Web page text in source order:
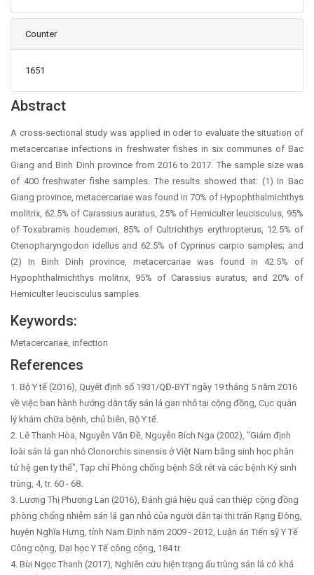
Counter
1651
Main Article Content
Abstract
A cross-sectional study was applied in oder to evaluate the situation of
metacercariae infections in freshwater fishes in six communes of Bac
Giang and Binh Dinh province from 2016 to 2017. The sample size was
of 400 freshwater fishe samples. The results showed that: (1) In Bac
Giang province, metacercariae was found in 70% of Hypophthalmichthys
molitrix, 62.5% of Carassius auratus, 25% of Hemiculter leucisculus, 95%
of Toxabramis houdemeri, 85% of Cultrichthys erythropterus, 12.5% of
Ctenopharyngodon idellus and 62.5% of Cyprinus carpio samples; and
(2) In Binh Dinh province, metacercariae was found in 42.5% of
Hypophthalmichthys molitrix, 95% of Carassius auratus, and 20% of
Hemiculter leucisculus samples.
Keywords:
Metacercariae, infection
References
1. Bộ Y tế (2016), Quyết định số 1931/QĐ-BYT ngày 19 tháng 5 năm 2016
về việc ban hành hướng dẫn tẩy sán lá gan nhỏ tại cộng đồng, Cục quản
lý khám chữa bệnh, chủ biên, Bộ Y tế.
2. Lê Thanh Hòa, Nguyễn Văn Đề, Nguyễn Bích Nga (2002), "Giám định
loài sán lá gan nhỏ Clonorchis sinensis ở Việt Nam bằng sinh học phân
tử hệ gen ty thể", Tạp chí Phòng chống bệnh Sốt rét và các bệnh Ký sinh
trùng, 4, tr. 60 - 68.
3. Lương Thị Phương Lan (2016), Đánh giá hiệu quả can thiệp cộng đồng
phòng chống nhiễm sán lá gan nhỏ của người dân tại thị trấn Rạng Đông,
huyện Nghĩa Hưng, tỉnh Nam Định năm 2009 - 2012, Luận án Tiến sỹ Y Tế
Công cộng, Đại học Y Tế công cộng, 184 tr.
4. Bùi Ngọc Thanh (2017), Nghiên cứu hiện trạng ấu trùng sán lá có khả